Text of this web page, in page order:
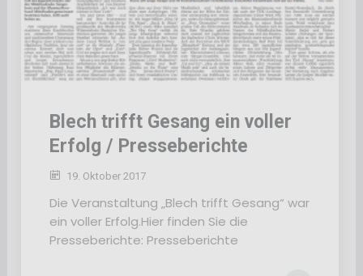
Blech trifft Gesang ein voller
Erfolg / Presseberichte
19. Oktober 2017
Die Veranstaltung „Blech trifft Gesang“ war
ein voller Erfolg.Hier finden Sie die
Presseberichte: Presseberichte